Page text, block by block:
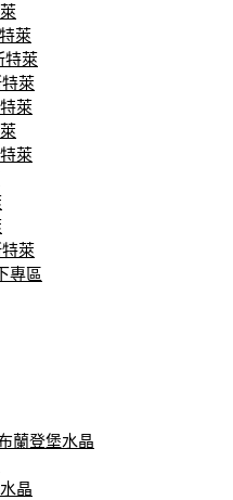
萊
特萊
萊
萊
萊
萊
專區
蘭登堡水晶
晶